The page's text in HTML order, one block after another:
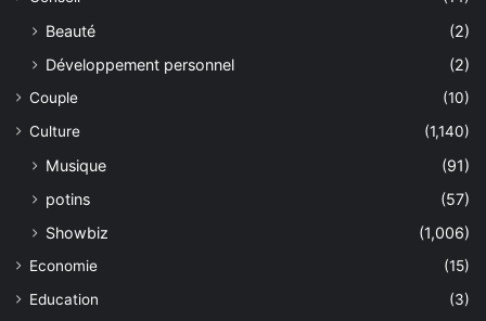
Beauté
(2)
Développement personnel
(2)
Couple
(10)
Culture
(1,140)
Musique
(91)
potins
(57)
Showbiz
(1,006)
Economie
(15)
Education
(3)